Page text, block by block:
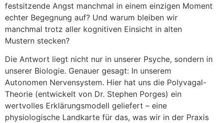
festsitzende Angst manchmal in einem einzigen Moment
echter Begegnung auf? Und warum bleiben wir
manchmal trotz aller kognitiven Einsicht in alten
Mustern stecken?
Die Antwort liegt nicht nur in unserer Psyche, sondern in
unserer Biologie. Genauer gesagt: In unserem
Autonomen Nervensystem. Hier hat uns die Polyvagal-
Theorie (entwickelt von Dr. Stephen Porges) ein
wertvolles Erklärungsmodell geliefert – eine
physiologische Landkarte für das, was wir in der Praxis